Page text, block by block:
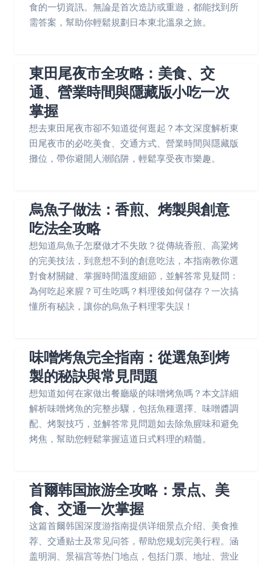
食的一切資訊。無論是首次造訪或重遊，都能找到所
需答案，幫助你輕鬆規劃日本東北溫泉之旅。
東田尾夜市全攻略：美食、交
通、營業時間與隱藏版小吃一次
掌握
想去東田尾夜市卻不知道從何逛起？本文深度解析東
田尾夜市的必吃美食、交通方式、營業時間與隱藏版
攤位，帶你避開人潮陷阱，輕鬆享受夜市樂趣。
烏魚子做法：香煎、烤製與創意
吃法全攻略
想知道烏魚子怎麼做才不失敗？從傳統香煎、高粱烤
的完美技法，到意想不到的創意吃法，本指南教你選
對食材關鍵、掌握時間溫度細節，並解答常見疑問：
為何吃起來腥？可生吃嗎？料理後如何儲存？一次搞
懂所有秘訣，讓你的烏魚子料理零失誤！
味噌烤魚完全指南：從選魚到烤
製的秘訣與常見問題
想知道如何在家做出餐廳級的味噌烤魚嗎？本文詳細
解析味噌烤魚的完整步驟，包括魚種選擇、味噌醬調
配、烤製技巧，並解答常見問題如去除魚腥味和避免
烤焦，幫助您輕鬆掌握這道日式料理的精髓。
首爾韩国旅游全攻略：景点、美
食、交通一次掌握
这篇首爾韩国深度游指南提供详细景点介绍、美食推
荐、交通贴士及常见问答，帮助您规划完美行程。涵
盖明洞、景福宫等热门地点，包括门票、地址、营业